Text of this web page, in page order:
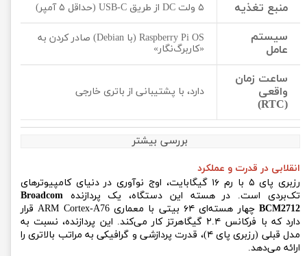
منبع تغذیه ۵ ولت DC از طریق USB-C (حداقل ۵ آمپر)
سیستم
عامل
Raspberry Pi OS (با Debian) صادر کردن به
«کاربرگ‌نگار»
ساعت زمان
واقعی
(RTC)
دارد، با پشتیبانی از باتری خارجی
بررسی بیشتر
انقلابی در قدرت و عملکرد
رزبری پای ۵ با رم ۱۶ گیگابایت، اوج نوآوری در دنیای کامپیوترهای
تک‌بردی است. در هسته این دستگاه، یک پردازنده Broadcom
BCM2712
چهار هسته‌ای ۶۴ بیتی با معماری ARM Cortex-A76 قرار
دارد که با فرکانس ۲.۴ گیگاهرتز کار می‌کند. این پردازنده، نسبت به
مدل قبلی (رزبری پای ۴)، قدرت پردازشی و گرافیکی به مراتب بالاتری را
ارائه می‌دهد.